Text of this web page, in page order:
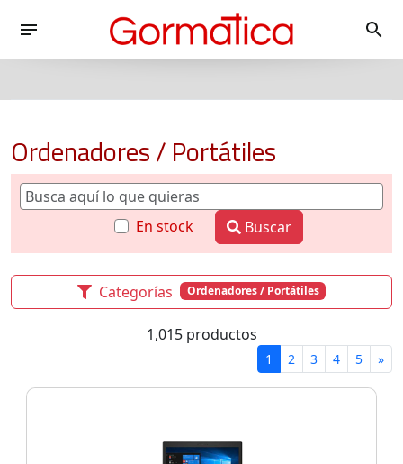
Ordenadores / Portátiles
En stock Buscar
Categorías Ordenadores / Portátiles
1,015 productos
1 2 3 4 5 »